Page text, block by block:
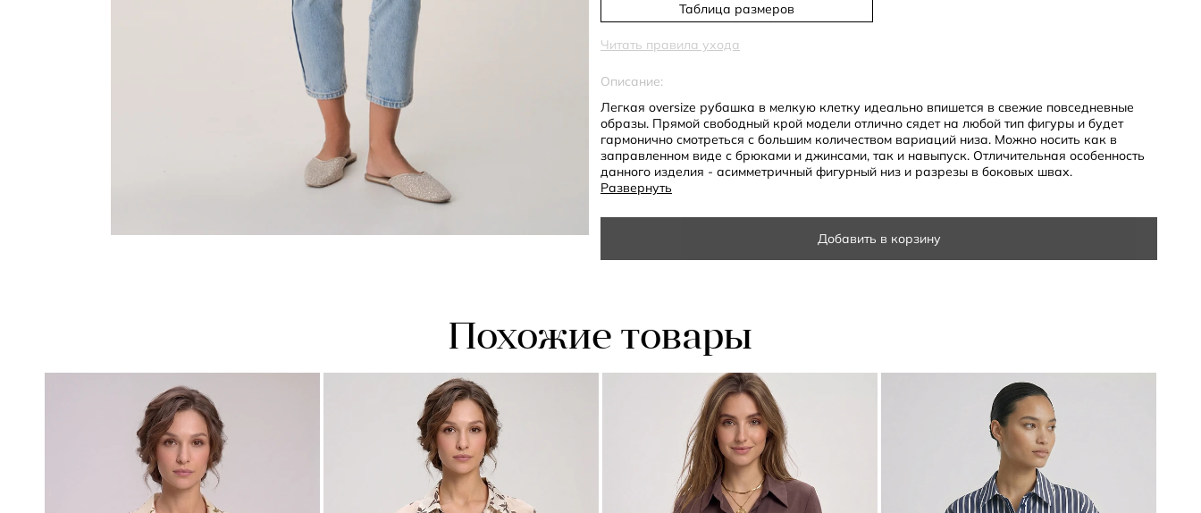
Таблица размеров
Читать правила ухода
Описание:
Легкая oversize рубашка в мелкую клетку идеально впишется в свежие повседневные
образы. Прямой свободный крой модели отлично сядет на любой тип фигуры и будет
гармонично смотреться с большим количеством вариаций низа. Можно носить как в
заправленном виде с брюками и джинсами, так и навыпуск. Отличительная особенность
данного изделия - асимметричный фигурный низ и разрезы в боковых швах.
- длинные рукава
Развернуть
Добавить в корзину
Похожие товары